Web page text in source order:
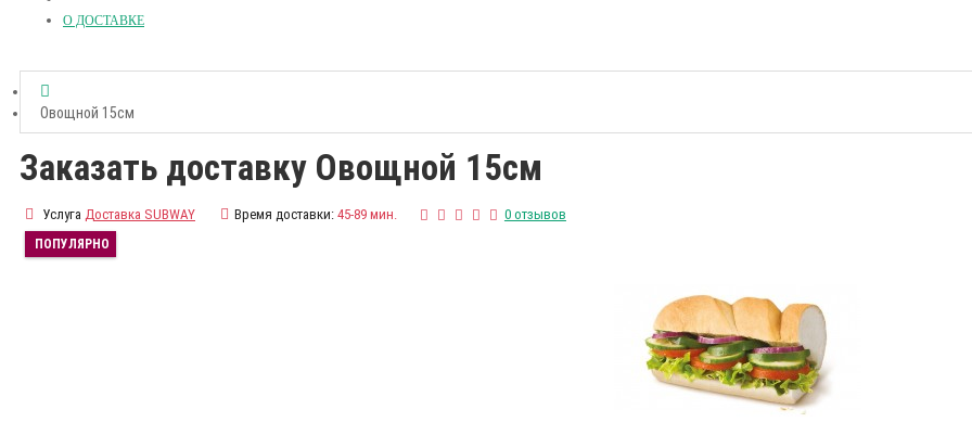
О ДОСТАВКЕ
Овощной 15см
Заказать доставку Овощной 15см
Услуга Доставка SUBWAY Время доставки: 45-89 мин. 0 отзывов
ПОПУЛЯРНО